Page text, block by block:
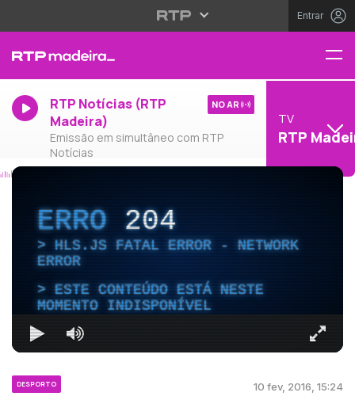
Entrar
RTP Notícias (RTP
Madeira)
Emissão em simultâneo com RTP
Notícias
NO AR
TV
RTP
ERRO204
HLS.JS FATAL ERROR - NETWORK
ERROR
ESTE CONTEÚDO ESTÁ NESTE
MOMENTO INDISPONÍVEL
DESPORTO 10 fev, 2016, 15:24